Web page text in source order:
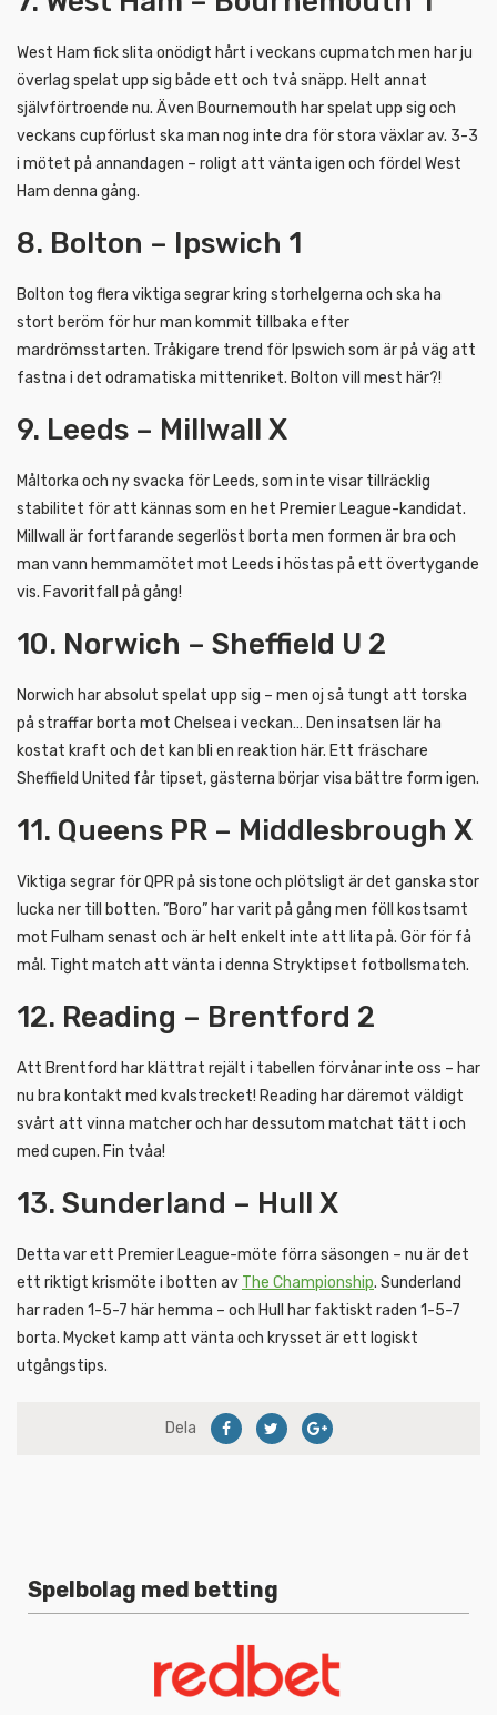
West Ham fick slita onödigt hårt i veckans cupmatch men har ju
överlag spelat upp sig både ett och två snäpp. Helt annat
självförtroende nu. Även Bournemouth har spelat upp sig och
veckans cupförlust ska man nog inte dra för stora växlar av. 3-3
i mötet på annandagen – roligt att vänta igen och fördel West
Ham denna gång.
8. Bolton – Ipswich 1
Bolton tog flera viktiga segrar kring storhelgerna och ska ha
stort beröm för hur man kommit tillbaka efter
mardrömsstarten. Tråkigare trend för Ipswich som är på väg att
fastna i det odramatiska mittenriket. Bolton vill mest här?!
9. Leeds – Millwall X
Måltorka och ny svacka för Leeds, som inte visar tillräcklig
stabilitet för att kännas som en het Premier League-kandidat.
Millwall är fortfarande segerlöst borta men formen är bra och
man vann hemmamötet mot Leeds i höstas på ett övertygande
vis. Favoritfall på gång!
10. Norwich – Sheffield U 2
Norwich har absolut spelat upp sig – men oj så tungt att torska
på straffar borta mot Chelsea i veckan… Den insatsen lär ha
kostat kraft och det kan bli en reaktion här. Ett fräschare
Sheffield United får tipset, gästerna börjar visa bättre form igen.
11. Queens PR – Middlesbrough X
Viktiga segrar för QPR på sistone och plötsligt är det ganska stor
lucka ner till botten. ”Boro” har varit på gång men föll kostsamt
mot Fulham senast och är helt enkelt inte att lita på. Gör för få
mål. Tight match att vänta i denna Stryktipset fotbollsmatch.
12. Reading – Brentford 2
Att Brentford har klättrat rejält i tabellen förvånar inte oss – har
nu bra kontakt med kvalstrecket! Reading har däremot väldigt
svårt att vinna matcher och har dessutom matchat tätt i och
med cupen. Fin tvåa!
13. Sunderland – Hull X
Detta var ett Premier League-möte förra säsongen – nu är det
ett riktigt krismöte i botten av The Championship. Sunderland
har raden 1-5-7 här hemma – och Hull har faktiskt raden 1-5-7
borta. Mycket kamp att vänta och krysset är ett logiskt
utgångstips.
Dela
Spelbolag med betting